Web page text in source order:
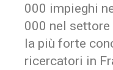
000 impieghi
000 nel
la più forte
ricercatori in